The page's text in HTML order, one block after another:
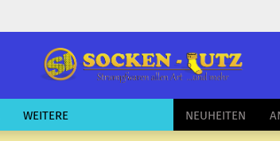
NEUHEITEN
WEITERE